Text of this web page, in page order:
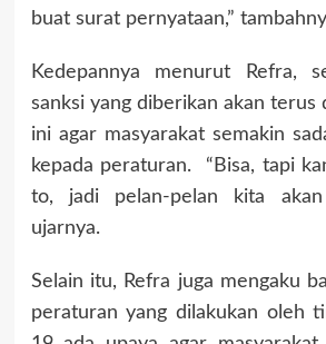
buat surat pernyataan,”
Kedepannya menurut Refra,
sanksi yang diberikan akan terus
ini agar masyarakat semakin
kepada peraturan. “Bisa, tapi
to, jadi pelan-pelan kita akan
ujarnya.
Selain itu, Refra juga mengaku
peraturan yang dilakukan oleh